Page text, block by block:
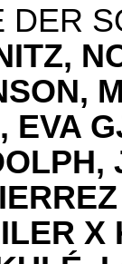
DER
EVA
X